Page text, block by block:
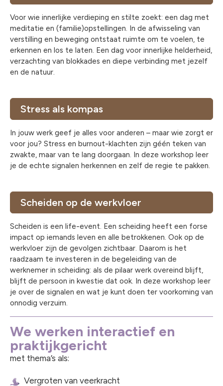
Voor wie innerlijke verdieping en stilte zoekt: een dag met
meditatie en (familie)opstellingen. In de afwisseling van
verstilling en beweging ontstaat ruimte om te voelen, te
erkennen en los te laten. Een dag voor innerlijke helderheid,
verzachting van blokkades en diepe verbinding met jezelf
en de natuur.
Stress als kompas
In jouw werk geef je alles voor anderen – maar wie zorgt er
voor jou? Stress en burnout-klachten zijn géén teken van
zwakte, maar van te lang doorgaan. In deze workshop leer
je de echte signalen herkennen en zelf de regie te pakken.
Scheiden op de werkvloer
Scheiden is een life-event. Een scheiding heeft een forse
impact op iemands leven en alle betrokkenen. Ook op de
werkvloer zijn de gevolgen zichtbaar. Daarom is het
raadzaam te investeren in de begeleiding van de
werknemer in scheiding: als de pilaar werk overeind blijft,
blijft de persoon in kwestie dat ook. In deze workshop leer
je over de signalen en wat je kunt doen ter voorkoming van
onnodig verzuim.
We werken interactief en
praktijkgericht
met thema’s als:
Vergroten van veerkracht